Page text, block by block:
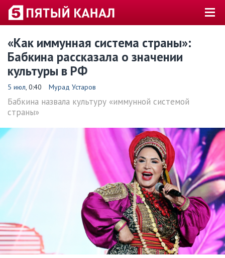
«Как иммунная система страны»:
Бабкина рассказала о значении
культуры в РФ
5 июл, 0:40 Мурад Устаров
Бабкина назвала культуру «иммунной системой
страны»